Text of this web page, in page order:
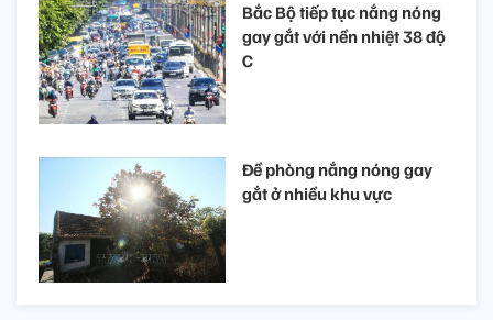
Bắc Bộ tiếp tục nắng nóng
gay gắt với nền nhiệt 38 độ
C
Đề phòng nắng nóng gay
gắt ở nhiều khu vực